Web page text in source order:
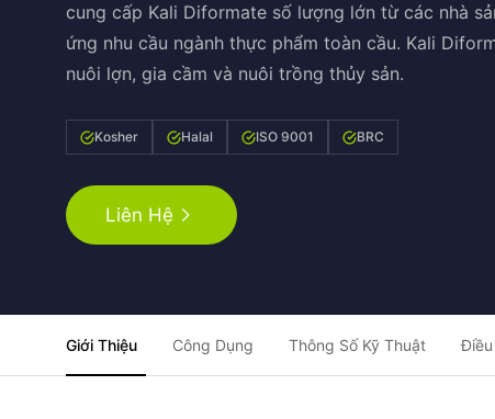
cung cấp Kali Diformate số lượng lớn từ các nhà
ứng nhu cầu ngành thực phẩm toàn cầu. Kali
nuôi lợn, gia cầm và nuôi trồng thủy sản.
Kosher Halal ISO 9001 BRC
Liên Hệ
Giới Thiệu Công Dụng Thông Số Kỹ Thuật Điều